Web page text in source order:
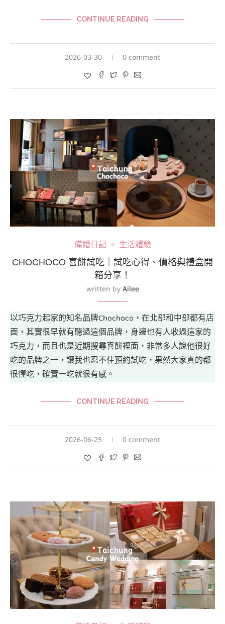
CONTINUE READING
2026-03-30 0 comment
備婚日記 生活體驗
CHOCHOCO 喜餅試吃｜試吃心得、價格與禮盒開
箱分享！
written by Ailee
以巧克力起家的知名品牌Chochoco，在北部和中部都有店
面，其實很早就有聽過這個品牌，身邊也有人收過這家的
巧克力，而且也是近期搜尋喜餅裡面，非常多人說他很好
吃的品牌之一，讓我也忍不住預約試吃，果然大家真的都
很懂吃，確實一吃就很有感。
CONTINUE READING
2026-06-25 0 comment